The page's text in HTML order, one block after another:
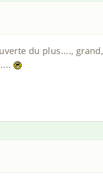
du plus...., grand,